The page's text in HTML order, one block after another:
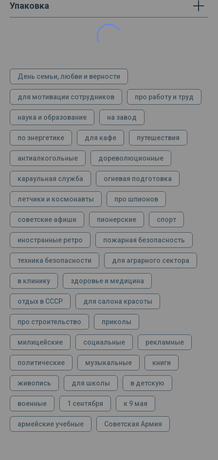
Упаковка
День семьи, любви и верности
для мотивации сотрудников про работу и труд
наука и образование на завод
по энергетике для кафе путешествия
антиалкогольные дореволюционные
караульная служба огневая подготовка
летчики и космонавты про шпионов
советские афиши пионерские спорт
иностранные ретро пожарная безопасность
техника безопасности для аграрного сектора
в клинику здоровье и медицина
отдых в СССР для салона красоты
про строительство приколы
милицейские социальные рекламные
политические музыкальные книги
живопись для школы в детскую
военные 1 сентября к 9 мая
армейские учебные Советская Армия